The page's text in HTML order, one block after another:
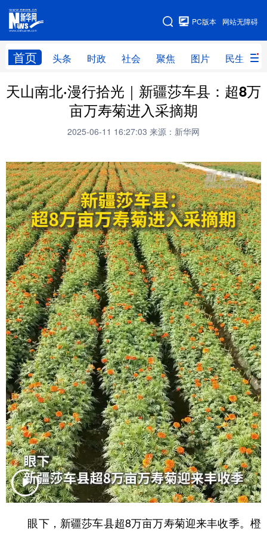
网站无障碍
PC版本
首页 头条 时政 社会 聚焦 图片 民生
网站地图
头条 时政 社会 聚焦
民生 访谈
服务
云游新疆 云端悦读 云看书画 光影新疆
人事频道 融媒体联播 廉政频道 新华视角看新疆
地方频道
北京 天津 河北 山西
辽宁 吉林 上海 江苏
浙江 安徽 福建 江西
山东 河南 湖北 湖南
广东 广西 海南 重庆
四川 贵州 云南 西藏
陕西 甘肃 青海 宁夏
新疆 内蒙古 黑龙江
多语种频道
天山南北·漫行拾光｜新疆莎车县：超8万
亩万寿菊进入采摘期
2025-06-11 16:27:03 来源：新华网
眼下，新疆莎车县超8万亩万寿菊迎来丰收季。橙